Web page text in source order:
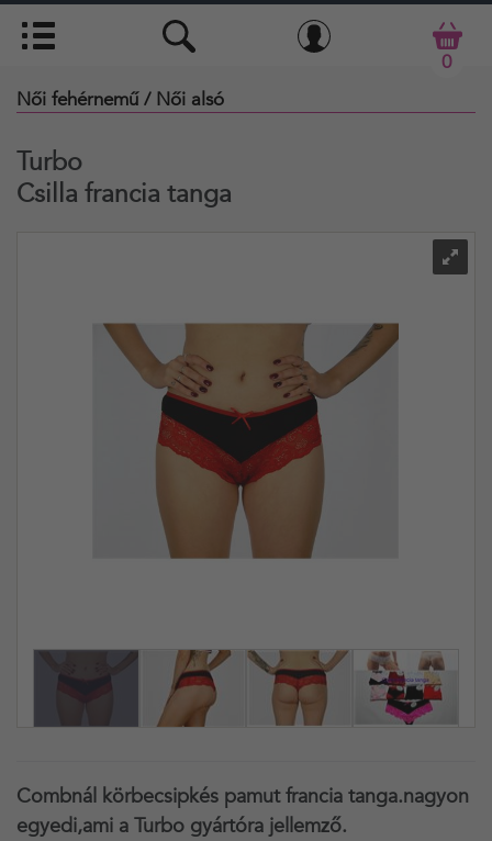
0
Női fehérnemű / Női alsó
Turbo
Csilla francia tanga
Combnál körbecsipkés pamut francia tanga.nagyon
egyedi,ami a Turbo gyártóra jellemző.